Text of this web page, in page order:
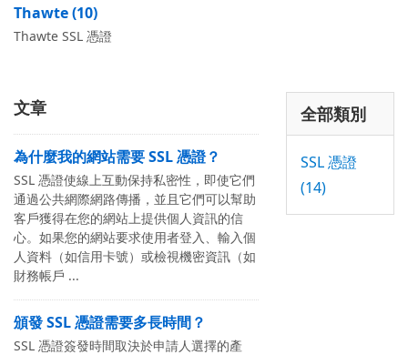
Thawte (10)
Thawte SSL 憑證
文章
為什麼我的網站需要 SSL 憑證？
SSL 憑證使線上互動保持私密性，即使它們
通過公共網際網路傳播，並且它們可以幫助
客戶獲得在您的網站上提供個人資訊的信
心。如果您的網站要求使用者登入、輸入個
人資料（如信用卡號）或檢視機密資訊（如
財務帳戶 ...
頒發 SSL 憑證需要多長時間？
SSL 憑證簽發時間取決於申請人選擇的產
全部類別
SSL 憑證
(14)